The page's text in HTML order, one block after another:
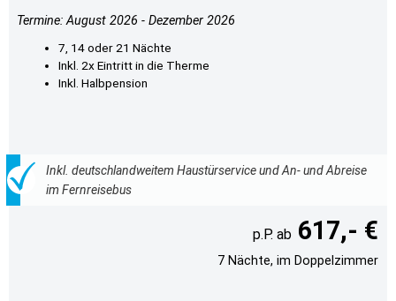
Termine: August 2026 - Dezember 2026
7, 14 oder 21 Nächte
Inkl. 2x Eintritt in die Therme
Inkl. Halbpension
Inkl. deutschlandweitem Haustürservice und An- und Abreise
im Fernreisebus
617,- €
7 Nächte, im Doppelzimmer